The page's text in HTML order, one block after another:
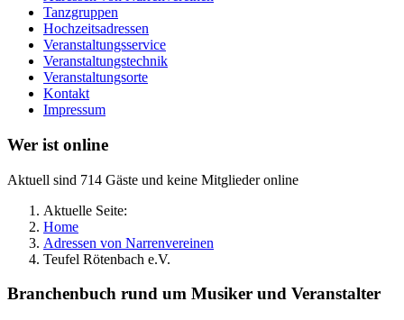
Tanzgruppen
Hochzeitsadressen
Veranstaltungsservice
Veranstaltungstechnik
Veranstaltungsorte
Kontakt
Impressum
Wer ist online
Aktuell sind 714 Gäste und keine Mitglieder online
Aktuelle Seite:
Home
Adressen von Narrenvereinen
Teufel Rötenbach e.V.
Branchenbuch rund um Musiker und Veranstalter